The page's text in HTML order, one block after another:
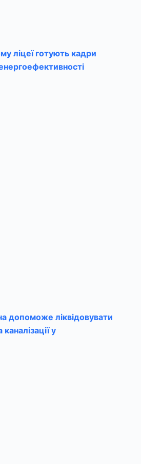
ліцеї готують кадри
допоможе ліквідовувати
у